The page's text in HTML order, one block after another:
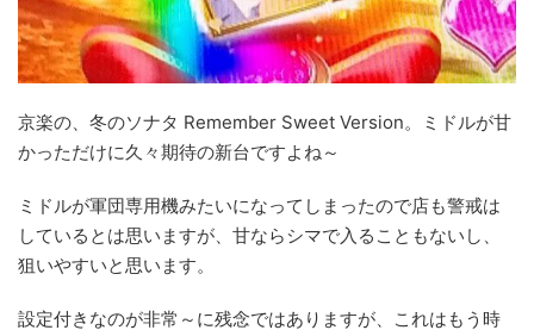
京楽の、冬のソナタ Remember Sweet Version。ミドルが甘
かっただけに久々期待の新台ですよね～
ミドルが軍団専用機みたいになってしまったので店も警戒は
しているとは思いますが、甘ならシマで入ることもないし、
狙いやすいと思います。
設定付きなのが非常～に残念ではありますが、これはもう時